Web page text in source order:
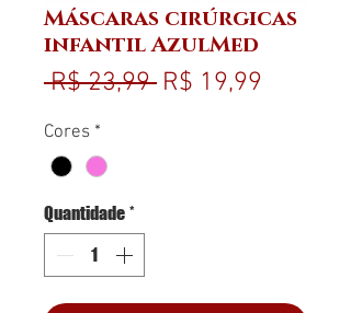
Máscaras cirúrgicas
infantil AzulMed
R$ 23,99 Preço normal
R$ 19,99
Cores *
Quantidade *